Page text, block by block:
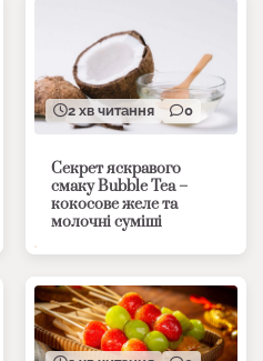
2 хв читання 0
Секрет яскравого
смаку Bubble Tea –
кокосове желе та
молочні суміші